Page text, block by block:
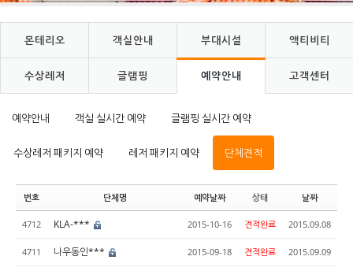
몬테리오 객실안내 부대시설 액티비티
수상레저 글램핑 예약안내 고객센터
예약안내 객실 실시간 예약 글램핑 실시간 예약
수상레저 패키지 예약 레저 패키지 예약 단체견적
번호 단체명 예약날짜 상태 날짜
4712 KLA-*** 2015-10-16 견적완료 2015.09.08
4711 나우동인*** 2015-09-18 견적완료 2015.09.09